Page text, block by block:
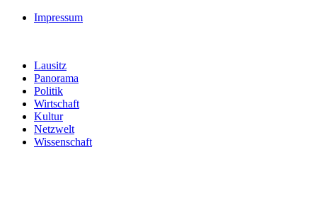
Impressum
Lausitz
Panorama
Politik
Wirtschaft
Kultur
Netzwelt
Wissenschaft